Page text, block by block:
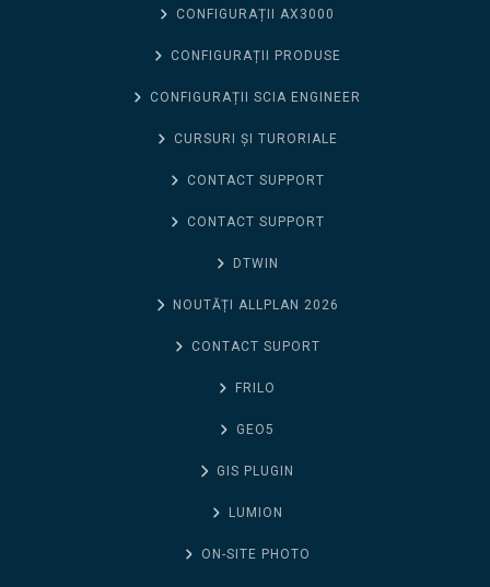
CONFIGURAȚII AX3000
CONFIGURAȚII PRODUSE
CONFIGURAȚII SCIA ENGINEER
CURSURI ȘI TURORIALE
CONTACT SUPPORT
CONTACT SUPPORT
DTWIN
NOUTĂȚI ALLPLAN 2026
CONTACT SUPORT
FRILO
GEO5
GIS PLUGIN
LUMION
ON-SITE PHOTO